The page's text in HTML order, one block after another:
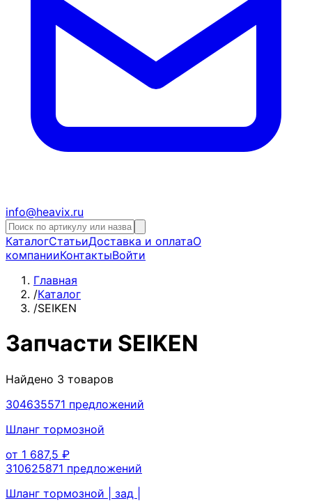
info@heavix.ru
КаталогСтатьиДоставка и оплатаО
компанииКонтактыВойти
Главная
/Каталог
/SEIKEN
Запчасти SEIKEN
Найдено 3 товаров
304635571 предложений
Шланг тормозной
от 1 687,5 ₽
310625871 предложений
Шланг тормозной | зад |